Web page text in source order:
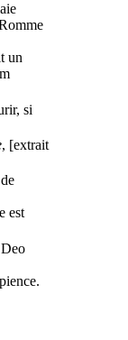
un
si
, [extrait
est